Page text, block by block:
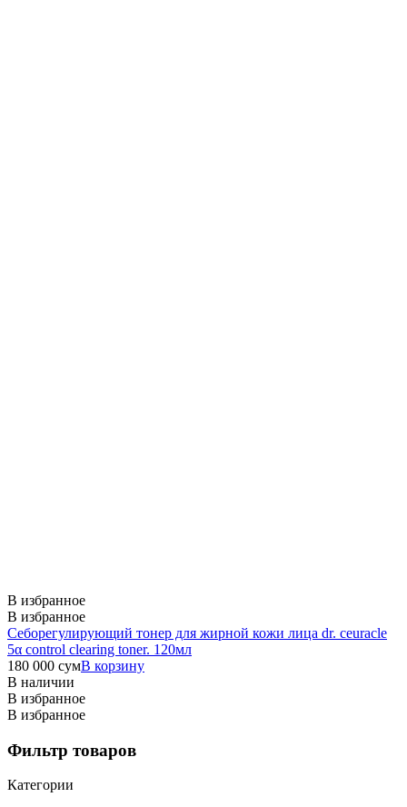
В избранное
В избранное
Себорегулирующий тонер для жирной кожи лица dr. ceuracle
5α control clearing toner. 120мл
180 000 сумВ корзину
В наличии
В избранное
В избранное
Фильтр товаров
Категории